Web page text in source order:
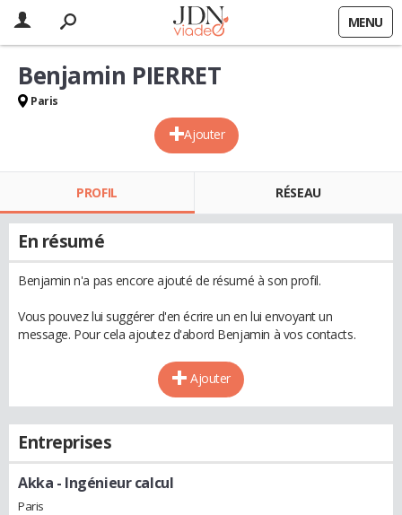
MENU
Ajouter
Benjamin PIERRET
Paris
PROFIL RÉSEAU
En résumé
Benjamin n'a pas encore ajouté de résumé à son profil.
Vous pouvez lui suggérer d'en écrire un en lui envoyant un
message. Pour cela ajoutez d'abord Benjamin à vos contacts.
Ajouter
Entreprises
Akka - Ingénieur calcul
Paris